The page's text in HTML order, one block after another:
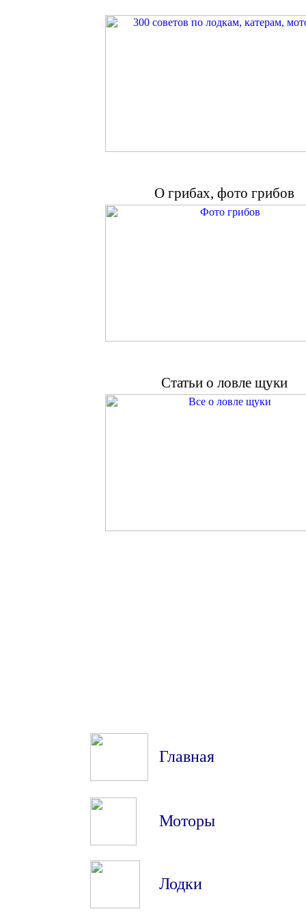
О грибах, фото грибов
Статьи о ловле щуки
Главная
Моторы
Лодки